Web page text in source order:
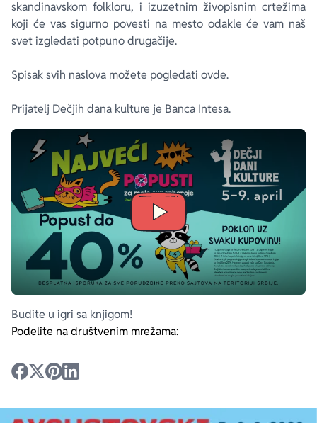
skandinavskom folkloru, i izuzetnim živopisnim crtežima
koji će vas sigurno povesti na mesto odakle će vam naš
svet izgledati potpuno drugačije.
Spisak svih naslova možete pogledati ovde.
Prijatelj Dečjih dana kulture je Banca Intesa.
Budite u igri sa knjigom!
Podelite na društvenim mrežama: